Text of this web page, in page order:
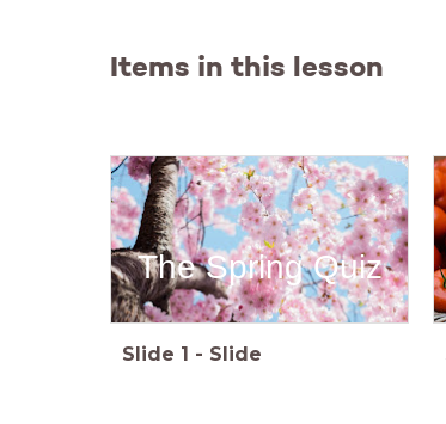
Items in this lesson
The Spring Quiz
Slide 1 - Slide